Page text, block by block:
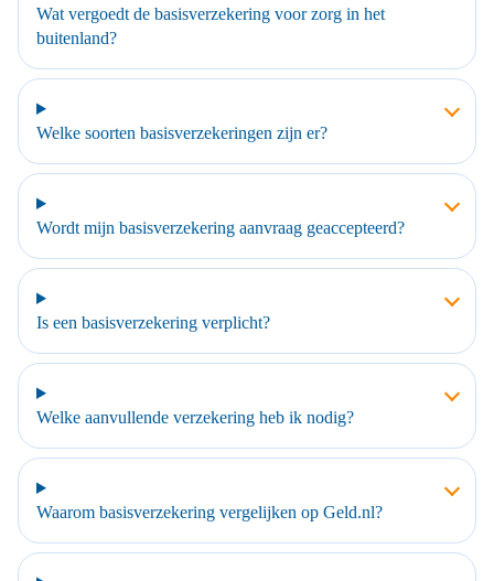
Wat vergoedt de basisverzekering voor zorg in het
buitenland?
Welke soorten basisverzekeringen zijn er?
Wordt mijn basisverzekering aanvraag geaccepteerd?
Is een basisverzekering verplicht?
Welke aanvullende verzekering heb ik nodig?
Waarom basisverzekering vergelijken op Geld.nl?